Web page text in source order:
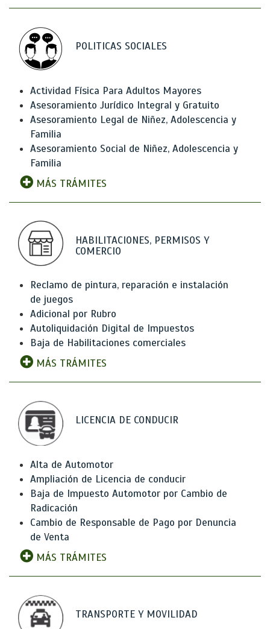
POLITICAS SOCIALES
Actividad Física Para Adultos Mayores
Asesoramiento Jurídico Integral y Gratuito
Asesoramiento Legal de Niñez, Adolescencia y
Familia
Asesoramiento Social de Niñez, Adolescencia y
Familia
MÁS TRÁMITES
HABILITACIONES, PERMISOS Y
COMERCIO
Reclamo de pintura, reparación e instalación
de juegos
Adicional por Rubro
Autoliquidación Digital de Impuestos
Baja de Habilitaciones comerciales
MÁS TRÁMITES
LICENCIA DE CONDUCIR
Alta de Automotor
Ampliación de Licencia de conducir
Baja de Impuesto Automotor por Cambio de
Radicación
Cambio de Responsable de Pago por Denuncia
de Venta
MÁS TRÁMITES
TRANSPORTE Y MOVILIDAD